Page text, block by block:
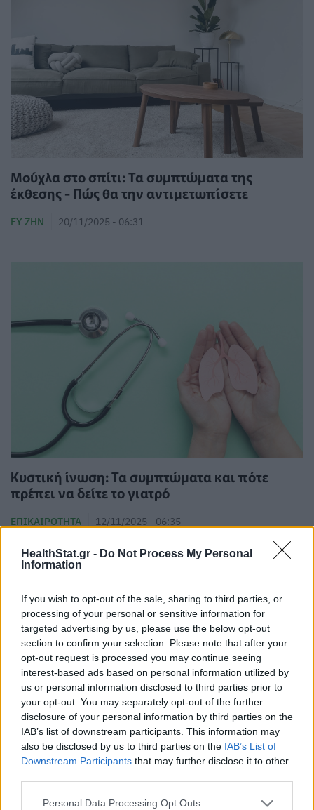
HealthStat.gr - Do Not Process My Personal
Information
If you wish to opt-out of the sale, sharing to third parties, or
processing of your personal or sensitive information for
targeted advertising by us, please use the below opt-out
section to confirm your selection. Please note that after your
opt-out request is processed you may continue seeing
interest-based ads based on personal information utilized by
us or personal information disclosed to third parties prior to
your opt-out. You may separately opt-out of the further
disclosure of your personal information by third parties on the
IAB’s list of downstream participants. This information may
also be disclosed by us to third parties on the IAB’s List of
Downstream Participants that may further disclose it to other
Personal Data Processing Opt Outs
Μούχλα στο σπίτι: Τα συμπτώματα της
έκθεσης - Πώς θα την αντιμετωπίσετε
ΕΥ ΖΗΝ 20/11/2025 - 06:31
Κυστική ίνωση: Τα συμπτώματα και πότε
πρέπει να δείτε το γιατρό
ΕΠΙΚΑΙΡΌΤΗΤΑ 12/11/2025 - 06:35